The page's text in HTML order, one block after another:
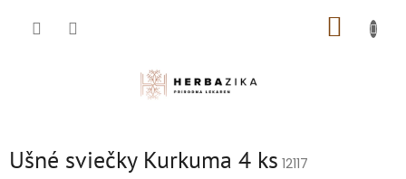
Ušné sviečky Kurkuma 4 ks 12117